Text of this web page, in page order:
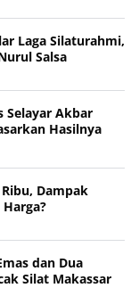
Laga Silaturahmi,
Salsa
Selayar Akbar
Hasilnya
Ribu, Dampak
dan Dua
Silat Makassar